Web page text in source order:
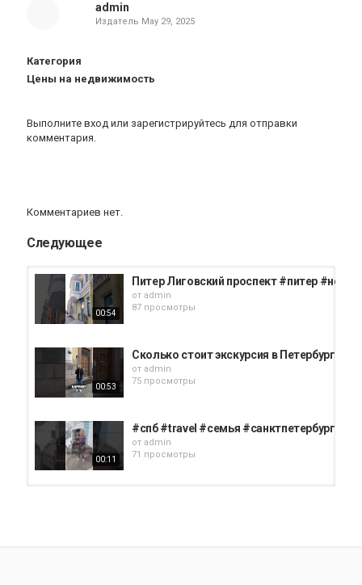
admin
Издатель May 29, 2025
Категория
Цены на недвижимость
Выполните вход или зарегистрируйтесь для отправки
комментария.
Комментариев нет.
Следующее
00:54
Питер Лиговский проспект #питер
от admin
87 просмотры
00:53
Сколько стоит экскурсия в Петербурге
от admin
75 просмотры
00:11
#спб #travel #семья #санктпетербург
от admin
71 просмотры